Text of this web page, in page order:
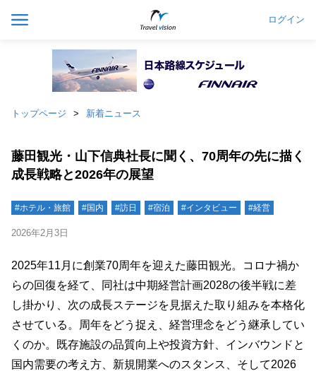
ログイン
トップページ 新着ニュース
藤田観光・山下信典社長に聞く、70周年の先に描く
成長戦略と2026年の展望
#ホテル・旅館 #国内 #訪日 #宿泊 #インタビュー #経営
2026年2月3日
2025年11月に創業70周年を迎えた藤田観光。コロナ禍か
らの回復を経て、同社は中期経営計画2028の後半戦に差
し掛かり、次の成長ステージを見据えた取り組みを本格化
させている。周年をどう捉え、経営理念をどう継承してい
くのか。既存施設の品質向上や投資方針、インバウンドと
国内需要の考え方、新規開業へのスタンス、そして2026